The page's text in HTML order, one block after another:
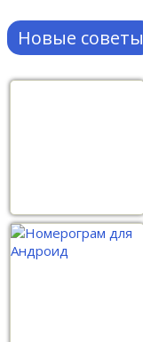
Новые советы